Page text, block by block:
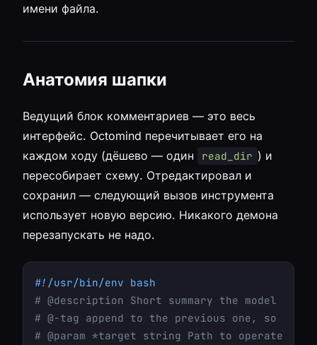
имени файла.
Анатомия шапки
Ведущий блок комментариев — это весь
интерфейс. Octomind перечитывает его на
каждом ходу (дёшево — один
read_dir ) и
пересобирает схему. Отредактировал и
сохранил — следующий вызов инструмента
использует новую версию. Никакого демона
перезапускать не надо.
#!/usr/bin/env bash
# @description Short summary the model
# @-tag append to the previous one, so
# @param *target string Path to operate